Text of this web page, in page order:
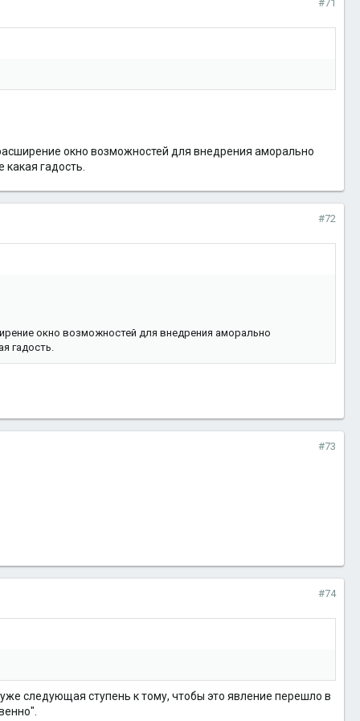
#71
окно возможностей для внедрения аморально
гадость.
#72
окно возможностей для внедрения аморально
гадость.
#73
#74
следующая ступень к тому, чтобы это явление перешло в